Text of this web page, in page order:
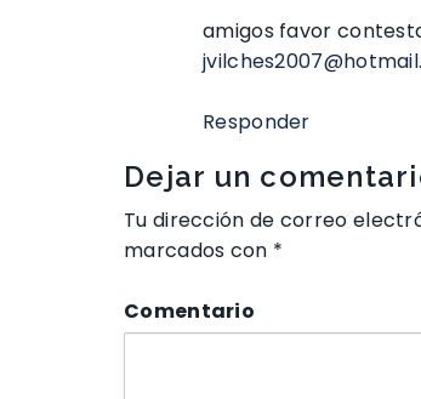
amigos favor
Responder
Dejar un
Tu dirección de correo
marcados con *
Comentario